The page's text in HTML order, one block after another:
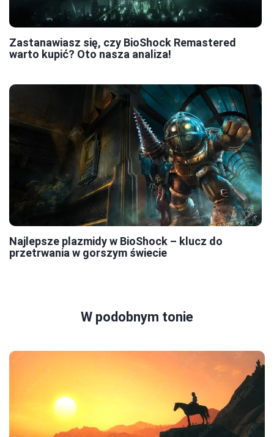
Zastanawiasz się, czy BioShock Remastered
warto kupić? Oto nasza analiza!
Najlepsze plazmidy w BioShock – klucz do
przetrwania w gorszym świecie
W podobnym tonie